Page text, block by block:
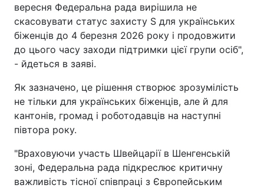
вересня Федеральна рада вирішила не
скасовувати статус захисту S для українських
біженців до 4 березня 2026 року і продовжити
до цього часу заходи підтримки цієї групи осіб",
- йдеться в заяві.
Як зазначено, це рішення створює зрозумілість
не тільки для українських біженців, але й для
кантонів, громад і роботодавців на наступні
півтора року.
"Враховуючи участь Швейцарії в Шенгенській
зоні, Федеральна рада підкреслює критичну
важливість тісної співпраці з Європейським